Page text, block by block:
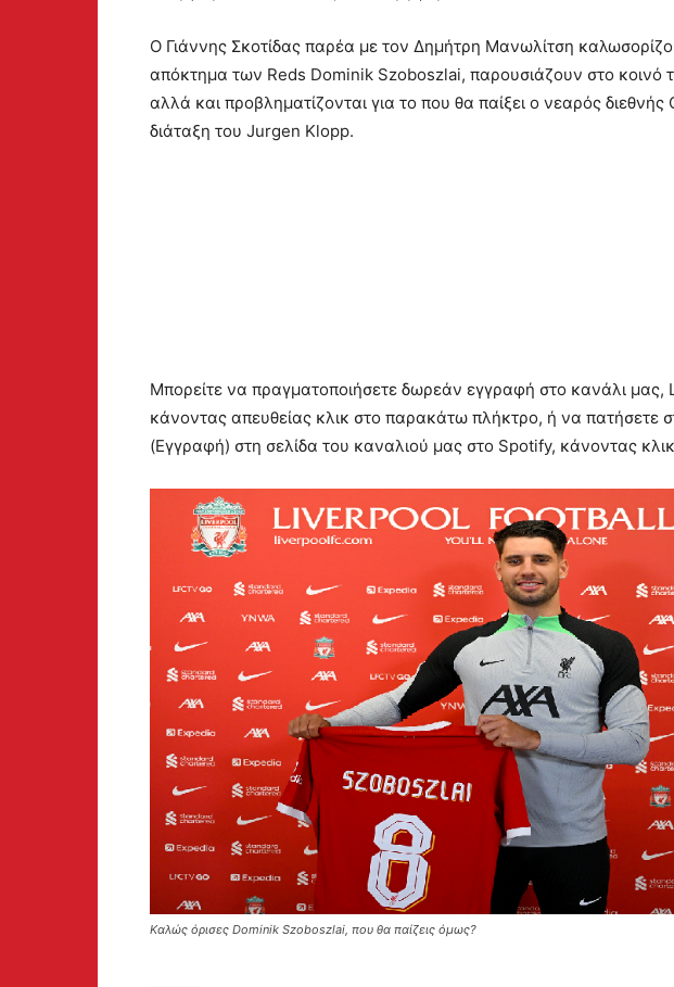
Ο Γιάννης Σκοτίδας παρέα με τον Δημήτρη Μανωλίτση
απόκτημα των Reds Dominik Szoboszlai, παρουσιάζουν στο κοινό
αλλά και προβληματίζονται για το που θα παίξει ο νεαρός διεθνής
διάταξη του Jurgen Klopp.
Μπορείτε να πραγματοποιήσετε δωρεάν εγγραφή στο κανάλι
κάνοντας απευθείας κλικ στο παρακάτω πλήκτρο, ή να πατήσετε
(Εγγραφή) στη σελίδα του καναλιού μας στο Spotify, κάνοντας κλικ
Καλώς όρισες Dominik Szoboszlai, που θα παίζεις όμως?